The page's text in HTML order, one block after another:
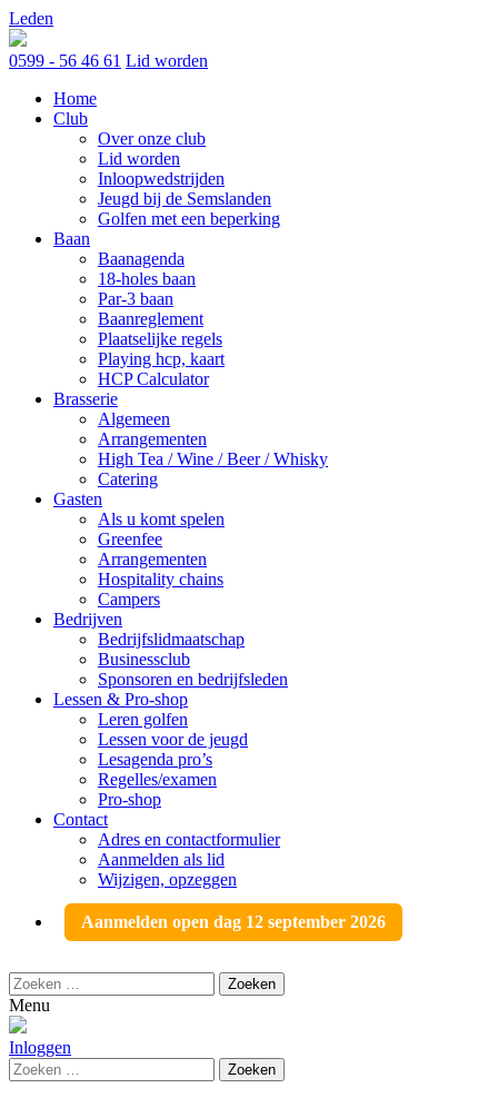
Skip
to
content
Leden
0599 - 56 46 61 Lid worden
Home
Club
Over onze club
Lid worden
Inloopwedstrijden
Jeugd bij de Semslanden
Golfen met een beperking
Baan
Baanagenda
18-holes baan
Par-3 baan
Baanreglement
Plaatselijke regels
Playing hcp, kaart
HCP Calculator
Brasserie
Algemeen
Arrangementen
High Tea / Wine / Beer / Whisky
Catering
Gasten
Als u komt spelen
Greenfee
Arrangementen
Hospitality chains
Campers
Bedrijven
Bedrijfslidmaatschap
Businessclub
Sponsoren en bedrijfsleden
Lessen & Pro-shop
Leren golfen
Lessen voor de jeugd
Lesagenda pro’s
Regelles/examen
Pro-shop
Contact
Adres en contactformulier
Aanmelden als lid
Wijzigen, opzeggen
Aanmelden open dag 12 september 2026
Zoeken
naar:
Menu
Inloggen
Zoeken
naar: